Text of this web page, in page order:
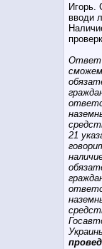
Игорь.
вводи
Ответ
21